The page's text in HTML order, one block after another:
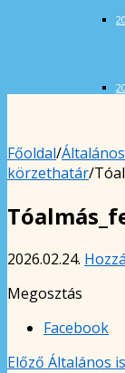
Főoldal/
körzethatár/
2026.02.24.
Megosztás
Facebook
Előző Általános